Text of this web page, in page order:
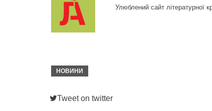
Улюблений сайт літературної
НОВИНИ
Tweet on twitter